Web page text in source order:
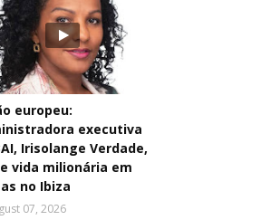
europeu:
executiva
Irisolange Verdade,
vida milionária em
no Ibiza
07, 2026